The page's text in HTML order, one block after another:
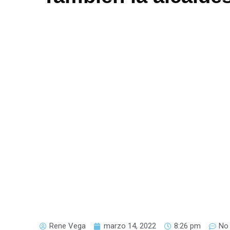
Rene Vega marzo 14, 2022 8:26 pm